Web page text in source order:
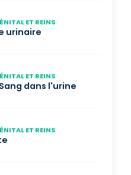
ET REINS
urinaire
ET REINS
dans l'urine
ET REINS